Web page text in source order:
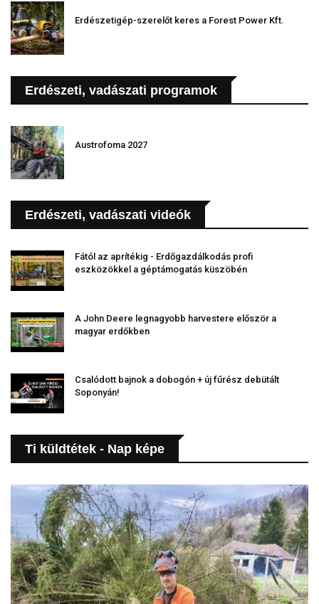
Erdészetigép-szerelőt keres a Forest Power Kft.
Erdészeti, vadászati programok
Austrofoma 2027
Erdészeti, vadászati videók
Fától az aprítékig - Erdőgazdálkodás profi
eszközökkel a géptámogatás küszöbén
A John Deere legnagyobb harvestere először a
magyar erdőkben
Csalódott bajnok a dobogón + új fűrész debütált
Soponyán!
Ti küldtétek - Nap képe